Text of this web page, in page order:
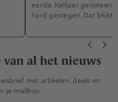
eerste halfjaar
hard gestegen. Dat blijkt
al het nieuws
met artikelen, deals en
je mailbox